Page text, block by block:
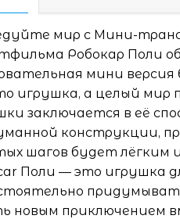
мир с Мини-
Робокар Поли
мини
игрушка, а целый мир
заключается в её
конструкции,
шагов будет лёгким
Поли — это игрушка
новым приключением